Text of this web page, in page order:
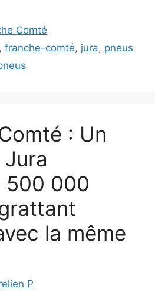
Comté
,franche-comté, jura, pneus
: Un
500 000
la même
P